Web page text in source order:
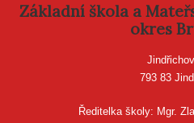
Základní škola a
okres
793 83
Ředitelka školy: Mgr.